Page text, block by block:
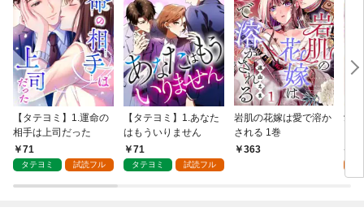
【タテヨミ】1.運命の
相手は上司だった
71
タテヨミ 試読フル
【タテヨミ】1.あなた
はもういりません
71
タテヨミ 試読フル
岩肌の花嫁は愛で溶か
される 1巻
363
愛